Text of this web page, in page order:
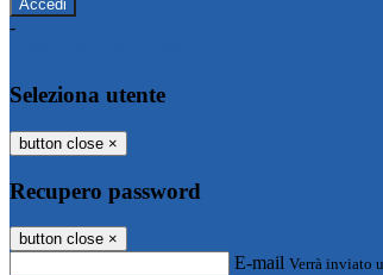
-
Seleziona utente
button close ×
Recupero password
button close ×
E-mail Verrà inviato